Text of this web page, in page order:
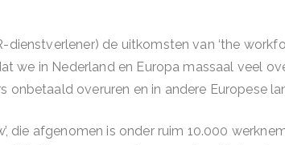
dienstverlener) de uitkomsten van ‘the
we in Nederland en Europa massaal veel
onbetaald overuren en in andere Europese
die afgenomen is onder ruim 10.000